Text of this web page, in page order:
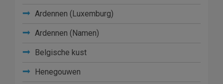
Ardennen (Luxemburg)
Ardennen (Namen)
Belgische kust
Henegouwen